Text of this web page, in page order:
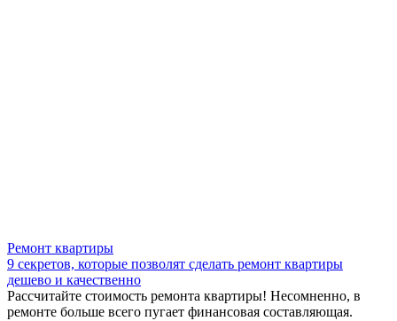
Ремонт квартиры
9 секретов, которые позволят сделать ремонт квартиры
дешево и качественно
Рассчитайте стоимость ремонта квартиры! Несомненно, в
ремонте больше всего пугает финансовая составляющая.